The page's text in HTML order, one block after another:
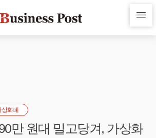
상화폐
만 원대 밀고당겨, 가상화